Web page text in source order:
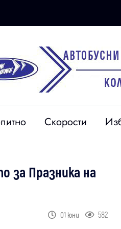
Скорости
за Празника на
01 юни 582